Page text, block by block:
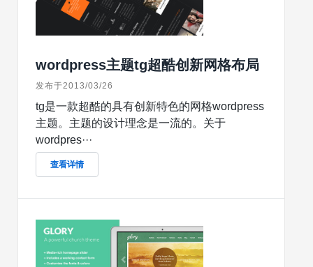
wordpress主题tg超酷创新网格布局
发布于2013/03/26
tg是一款超酷的具有创新特色的网格wordpress
主题。主题的设计理念是一流的。关于
wordpres···
查看详情